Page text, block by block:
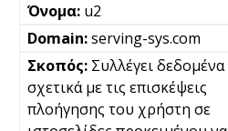
u2
serving-sys.com
Συλλέγει δεδομένα
σχετικά με τις επισκέψεις
πλοήγησης του χρήστη σε